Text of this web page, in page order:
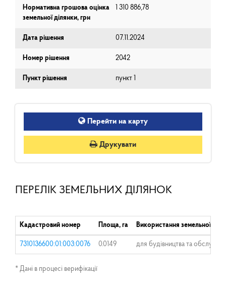
Нормативна грошова оцінка
земельної ділянки, грн
1 310 886,78
Дата рішення 07.11.2024
Номер рішення 2042
Пункт рішення пункт 1
Перейти на карту
Друкувати
ПЕРЕЛІК ЗЕМЕЛЬНИХ ДІЛЯНОК
Кадастровий номер Площа, га Використання земельної
7310136600:01:003:0076 0.0149 для будівництва та
* Дані в процесі верифікації